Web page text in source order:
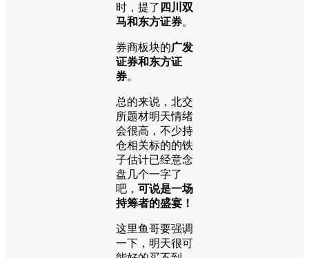
时，提了 四川双
马和东方证券。
券商板块的广发
证券和东方证
券。
总的来说，北交
所题材明天情绪
会很高，不少持
仓相关标的的铁
子估计已经意念
盘几个一字了
吧， 可说是一场
持筹者的盛宴！
这里鱼哥要强调
一下，明天很可